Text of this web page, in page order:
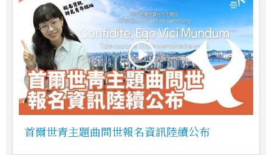
首爾世青主題曲問世報名資訊陸續公布